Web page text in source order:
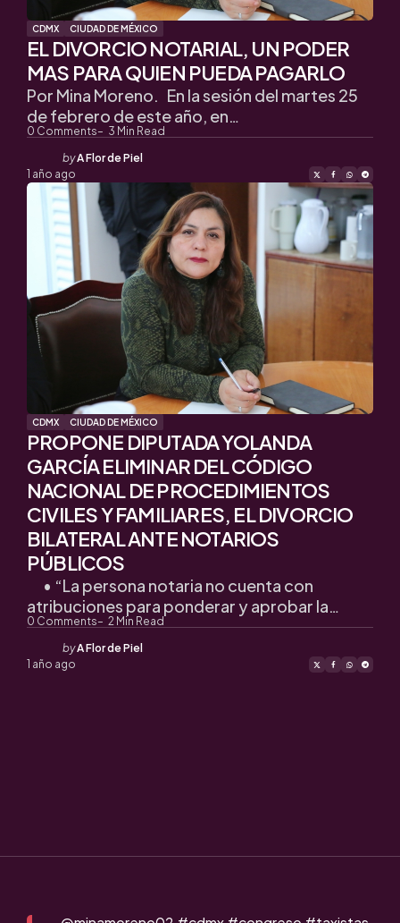
CDMX CIUDAD DE MÉXICO
EL DIVORCIO NOTARIAL, UN PODER
MAS PARA QUIEN PUEDA PAGARLO
0 Comments 3 Min Read
Por Mina Moreno. En la sesión del martes 25
de febrero de este año, en…
Posted
by
byA Flor de Piel
1 año ago
CDMX CIUDAD DE MÉXICO
PROPONE DIPUTADA YOLANDA
GARCÍA ELIMINAR DEL CÓDIGO
NACIONAL DE PROCEDIMIENTOS
CIVILES Y FAMILIARES, EL DIVORCIO
BILATERAL ANTE NOTARIOS
PÚBLICOS
0 Comments 2 Min Read
• “La persona notaria no cuenta con
atribuciones para ponderar y aprobar la…
Posted
by
byA Flor de Piel
1 año ago